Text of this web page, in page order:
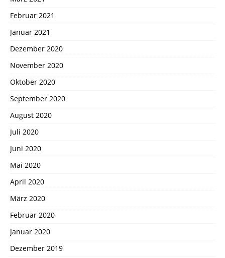
Februar 2021
Januar 2021
Dezember 2020
November 2020
Oktober 2020
September 2020
August 2020
Juli 2020
Juni 2020
Mai 2020
April 2020
März 2020
Februar 2020
Januar 2020
Dezember 2019